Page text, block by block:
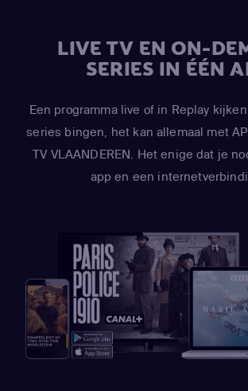
LIVE TV EN ON-
SERIES IN ÉÉN
Een programma live of in Replay
series bingen, het kan allemaal met
TV VLAANDEREN. Het enige dat je
app en een